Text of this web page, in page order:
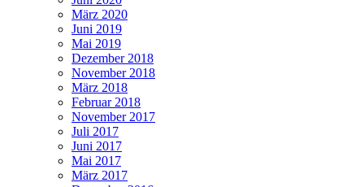
März 2020
Juni 2019
Mai 2019
Dezember 2018
November 2018
März 2018
Februar 2018
November 2017
Juli 2017
Juni 2017
Mai 2017
März 2017